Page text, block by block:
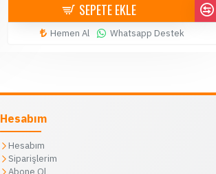
SEPETE EKLE
Hemen Al Whatsapp Destek
Hesabım
Hesabım
Siparişlerim
Abone Ol